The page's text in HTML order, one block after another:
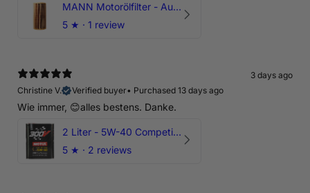
MANN Motorölfilter - Audi RS3 TTRS RSQ3 VZ5 - DAZ DNW
5 ★ · 1 review
3 days ago
Christine V.
Verified buyer• Purchased 13 days ago
Wie immer, 😊alles bestens. Danke.
2 Liter - 5W-40 Competition 300V Motul Motoröl
5 ★ · 2 reviews